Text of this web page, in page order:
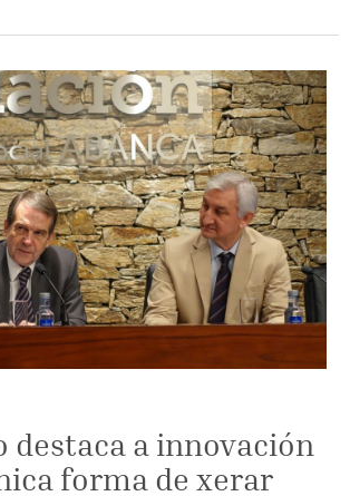
destaca a innovación
forma de xerar